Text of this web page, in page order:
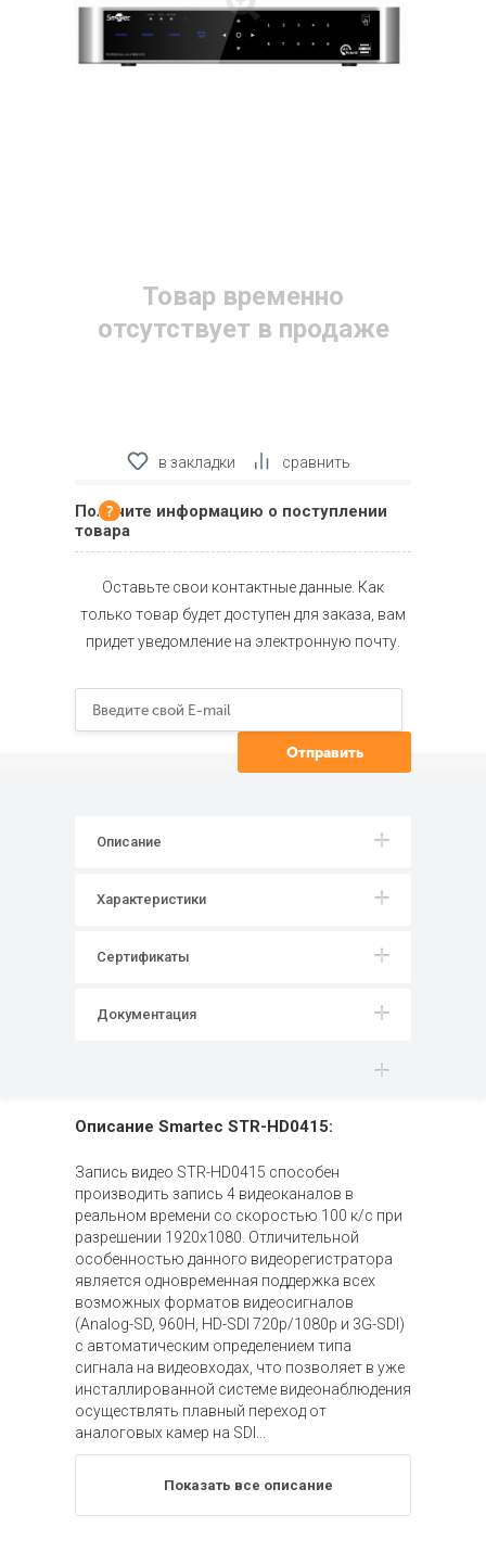
Товар временно
отсутствует в продаже
в закладки сравнить
Получите информацию о поступлении
товара
Оставьте свои контактные данные. Как
только товар будет доступен для заказа, вам
придет уведомление на электронную почту.
Описание
Характеристики
Сертификаты
Документация
Описание Smartec STR-HD0415:
Запись видео STR-HD0415 способен
производить запись 4 видеоканалов в
реальном времени со скоростью 100 к/c при
разрешении 1920х1080. Отличительной
особенностью данного видеорегистратора
является одновременная поддержка всех
возможных форматов видеосигналов
(Analog-SD, 960H, HD-SDI 720p/1080p и 3G-SDI)
с автоматическим определением типа
сигнала на видеовходах, что позволяет в уже
инсталлированной системе видеонаблюдения
осуществлять плавный переход от
аналоговых камер на SDI...
Показать все описание